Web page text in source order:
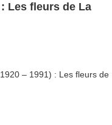
Les fleurs de La